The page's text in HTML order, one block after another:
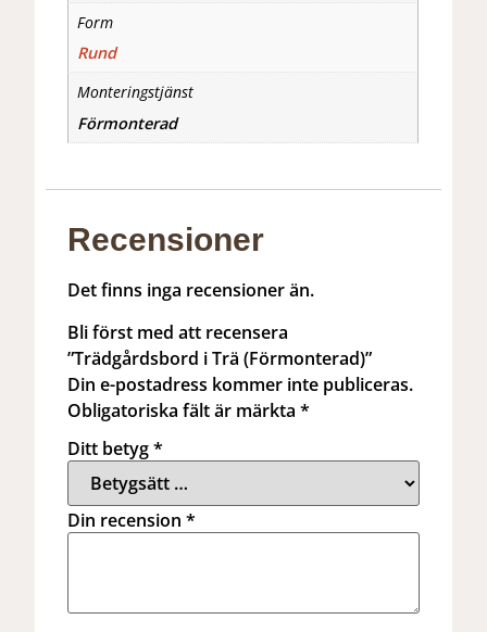
Form
Rund
Monteringstjänst
Förmonterad
Recensioner
Det finns inga recensioner än.
Bli först med att recensera
”Trädgårdsbord i Trä (Förmonterad)”
Din e-postadress kommer inte publiceras.
Obligatoriska fält är märkta*
Ditt betyg*
Din recension*